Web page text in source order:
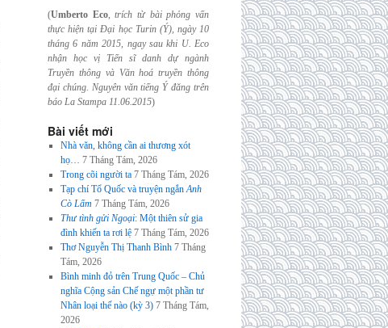
(Umberto Eco,trích từ bài phỏng vấn
thực hiện tại Đại học Turin (Ý), ngày 10
tháng 6 năm 2015, ngay sau khi U. Eco
nhận học vị Tiến sĩ danh dự ngành
Truyền thông và Văn hoá truyền thông
đại chúng. Nguyên văn tiếng Ý đăng trên
báo La Stampa 11.06.2015)
Bài viết mới
Nhà văn, không cần ai thương xót
họ… 7 Tháng Tám, 2026
Trong cõi người ta 7 Tháng Tám, 2026
Tạp chí Tổ Quốc và truyện ngắnAnh
Cò Lấm 7 Tháng Tám, 2026
Thư tình gửi Ngoại: Một thiên sử gia
đình khiến ta rơi lệ 7 Tháng Tám, 2026
Thơ Nguyễn Thị Thanh Bình 7 Tháng
Tám, 2026
Bình minh đỏ trên Trung Quốc – Chủ
nghĩa Cộng sản Chế ngự một phần tư
Nhân loại thế nào (kỳ 3) 7 Tháng Tám,
2026